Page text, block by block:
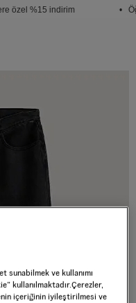
özel %15 indirim •
sunabilmek ve kullanımı
kullanılmaktadır.Çerezler,
içeriğinin iyileştirilmesi ve